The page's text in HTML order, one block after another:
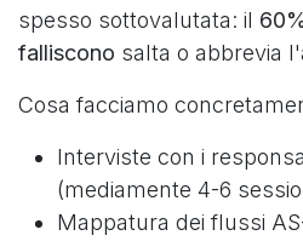
spesso sottovalutata: il
falliscono salta o abbrevia
Cosa facciamo
Interviste con i
(mediamente 4-6
Mappatura dei flussi